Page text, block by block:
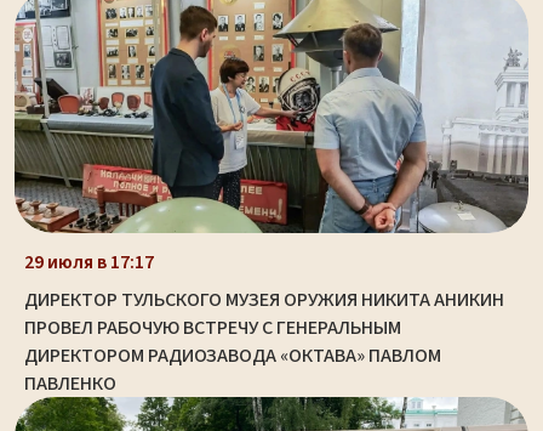
29 июля в 17:17
ДИРЕКТОР ТУЛЬСКОГО МУЗЕЯ ОРУЖИЯ НИКИТА АНИКИН
ПРОВЕЛ РАБОЧУЮ ВСТРЕЧУ С ГЕНЕРАЛЬНЫМ
ДИРЕКТОРОМ РАДИОЗАВОДА «ОКТАВА» ПАВЛОМ
ПАВЛЕНКО